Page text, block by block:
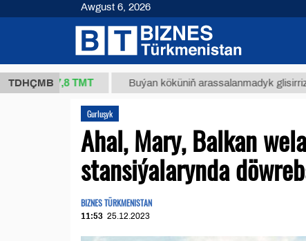
TDHÇMB
37,8 ТМТ Buýan köküniň arassalanmadyk glisirrizin
Gurluşyk
Ahal, Mary, Balkan
stansiýalarynda
BIZNES TÜRKMENISTAN
11:53 25.12.2023
Awgust 6, 2026